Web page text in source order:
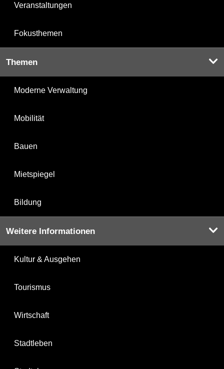
Veranstaltungen
Fokusthemen
Themen
Moderne Verwaltung
Mobilität
Bauen
Mietspiegel
Bildung
Weitere Informationen
Kultur & Ausgehen
Tourismus
Wirtschaft
Stadtleben